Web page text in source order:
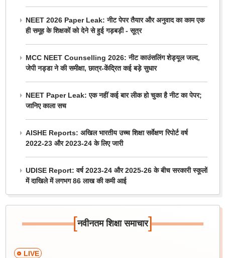
NEET 2026 Paper Leak: नीट पेपर तैयार और अनुवाद का काम एक
ही समूह के शिक्षकों को देने से हुई गड़बड़ी - सूत्र
MCC NEET Counselling 2026: नीट काउंसलिंग शेड्यूल जल्द,
जेपी नड्डा ने की समीक्षा, छात्र-केंद्रित कई बड़े सुधार
NEET Paper Leak: एक नहीं कई बार लीक हो चुका है नीट का पेपर;
जानिए काला सच
AISHE Reports: अखिल भारतीय उच्च शिक्षा सर्वेक्षण रिपोर्ट वर्ष
2022-23 और 2023-24 के लिए जारी
UDISE Report: वर्ष 2023-24 और 2025-26 के बीच सरकारी स्कूलों
में दाखिले में लगभग 86 लाख की कमी आई
[नवीनतम शिक्षा समाचार]
LIVE